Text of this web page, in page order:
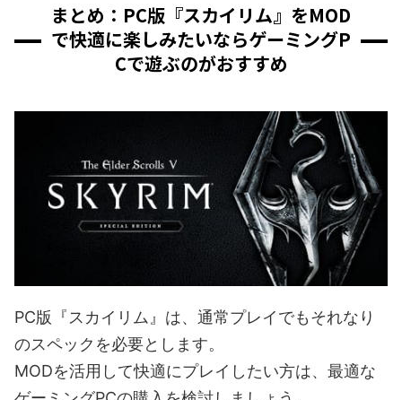
まとめ：PC版『スカイリム』をMOD
で快適に楽しみたいならゲーミングP
Cで遊ぶのがおすすめ
PC版『スカイリム』は、通常プレイでもそれなり
のスペックを必要とします。
MODを活用して快適にプレイしたい方は、最適な